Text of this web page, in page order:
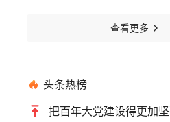
查看更多
头条热榜
把百年大党建设得更加